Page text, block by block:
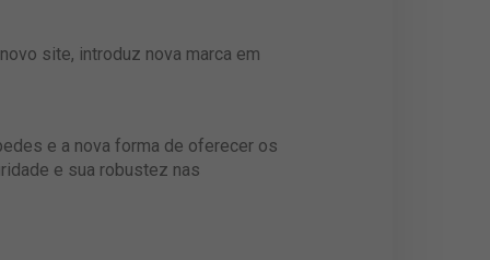
site, introduz nova marca em
e a nova forma de oferecer os
e sua robustez nas